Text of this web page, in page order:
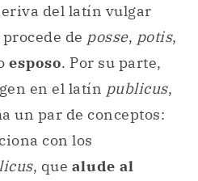
del latín vulgar
de posse, potis,
esposo. Por su parte,
en el latín publicus,
un par de conceptos:
con los
, que alude al